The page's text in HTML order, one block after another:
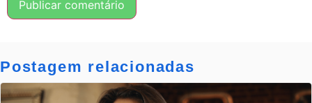
Postagem relacionadas